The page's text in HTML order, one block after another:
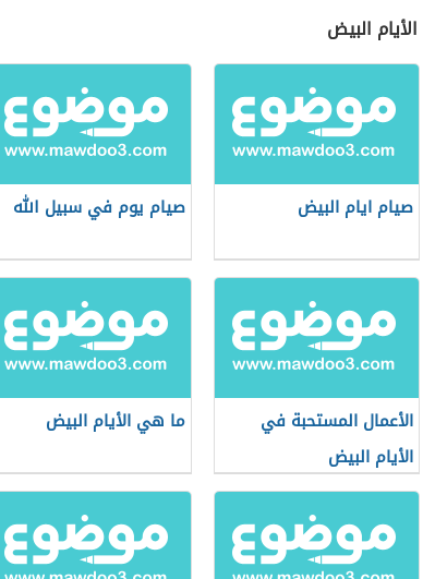
البيض
صيام ايام البيض صيام يوم في سبيل الله
الأعمال المستحبة في
الأيام البيض
ما هي الأيام البيض